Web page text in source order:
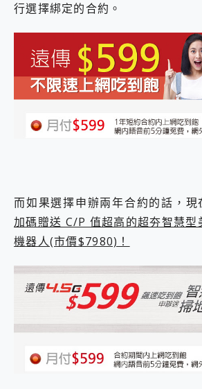
行選擇綁定的合約。
而如果選擇申辦兩年合約的話，現
加碼贈送 C/P 值超高的超夯智慧
機器人(市價$7980)！